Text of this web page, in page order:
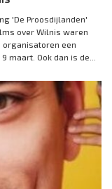
'De Proosdijlanden'
over Wilnis waren
organisatoren een
Ook dan is de...